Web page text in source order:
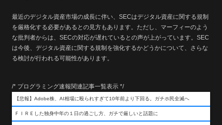
最近のデジタル資産市場の成長に伴い、SECはデジタル資産に関する規制
を厳格化する必要があるとの見方もあります。ただし、マーフィーのよう
な批判者からは、SECの対応が遅れているとの声が上がっています。SEC
は今後、デジタル資産に関する規制を強化するかどうかについて、さらな
る検討が行われる可能性があります。
/* プログラミング速報関連記事一覧表示 */
【悲報】Adobe株、AI相場に殴られすぎて10年前より下回る。ガチホ民全滅へ
ＦＩＲＥした独身中年の１日の過ごし方、ガチで厳しいと話題に